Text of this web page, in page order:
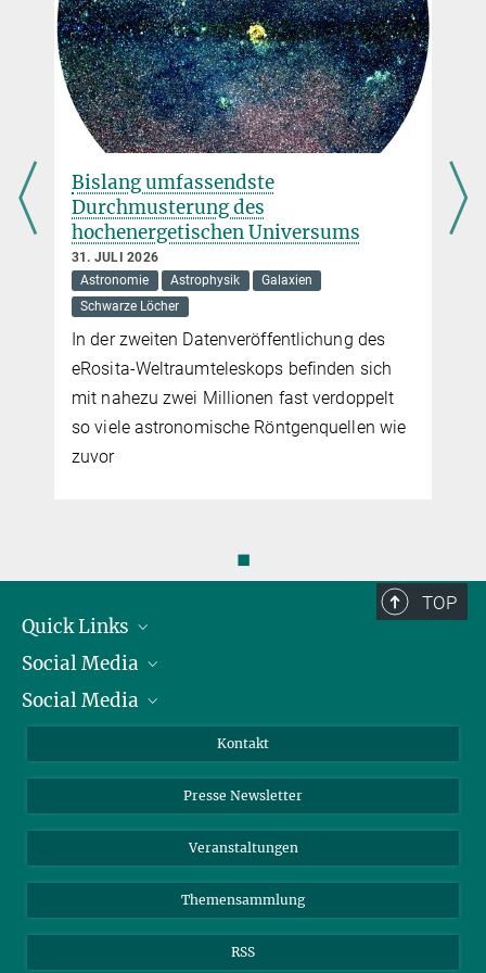
Bislang umfassendste
Durchmusterung des
hochenergetischen Universums
31. JULI 2026
Astronomie
Astrophysik
Galaxien
Schwarze Löcher
In der zweiten Datenveröffentlichung des
eRosita-Weltraumteleskops befinden sich
mit nahezu zwei Millionen fast verdoppelt
so viele astronomische Röntgenquellen wie
zuvor
◼
TOP
Quick Links
Präsident
Zahlen und Fakten
Meldestelle Fehlverhalten
Social Media
Bluesky
Social Media
YouTube
Kontakt
Presse Newsletter
Veranstaltungen
Themensammlung
RSS